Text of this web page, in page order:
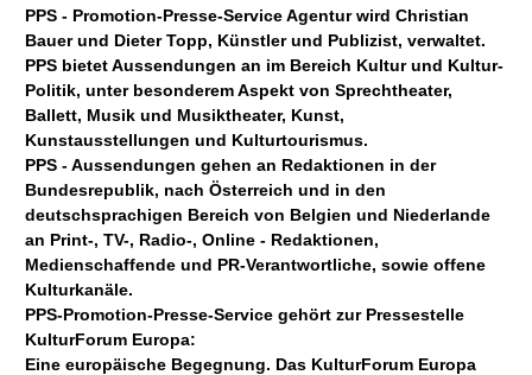
PPS - Promotion-Presse-Service Agentur wird Christian
Bauer und Dieter Topp, Künstler und Publizist, verwaltet.
PPS bietet Aussendungen an im Bereich Kultur und Kultur-
Politik, unter besonderem Aspekt von Sprechtheater,
Ballett, Musik und Musiktheater, Kunst,
Kunstausstellungen und Kulturtourismus.
PPS - Aussendungen gehen an Redaktionen in der
Bundesrepublik, nach Österreich und in den
deutschsprachigen Bereich von Belgien und Niederlande
an Print-, TV-, Radio-, Online - Redaktionen,
Medienschaffende und PR-Verantwortliche, sowie offene
Kulturkanäle.
PPS-Promotion-Presse-Service gehört zur Pressestelle
KulturForum Europa:
Eine europäische Begegnung. Das KulturForum Europa